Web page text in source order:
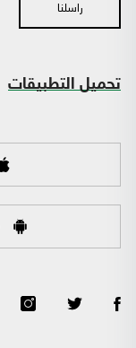
راسلنا
تحميل التطبيقات